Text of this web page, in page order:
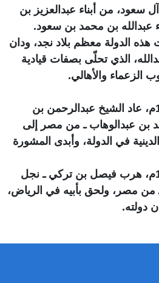
سعود، من أبناء عبدالعزيز بن
عبدالله بن محمد بن سعود.
الدولة معظم بلاد نجد، ودان
الذي تحلّى بصفات قيادية
والأهالي.
وفي عام 1241هـ / 1825م، عاد الشيخ عبدالرحمن بن
بن عبدالوهاب ـ من مصر إلى
في الدولة، وأبدى المشورة
وفي عام 1243هـ / 1827م، هرب فيصل بن تركي ـ نجل
ـ من مصر، ولحق بأبيه في الرياض،
دولته.